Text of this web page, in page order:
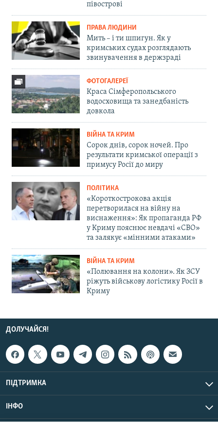
півострові
ПРАВА ЛЮДИНИ
Мить – і ти шпигун. Як у
кримських судах розглядають
звинувачення в держзраді
ФОТОГАЛЕРЕЇ
Краса Сімферопольського
водосховища та занедбаність
довкола
ВІЙНА ТА КРИМ
Сорок днів, сорок ночей. Про
результати кримської операції з
примусу Росії до миру
ПОЛІТИКА
«Короткострокова акція
перетворилася на війну на
виснаження»: Як пропаганда РФ
у Криму пояснює невдачі «СВО»
та залякує «мінними атаками»
ВІЙНА ТА КРИМ
«Полювання на колони». Як ЗСУ
ріжуть військову логістику Росії в
Криму
ДОЛУЧАЙСЯ!
ПІДТРИМКА
ІНФО